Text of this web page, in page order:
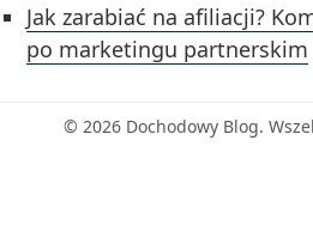
Jak zarabiać na afiliacji?
po marketingu partnerskim
© 2026 Dochodowy Blog.